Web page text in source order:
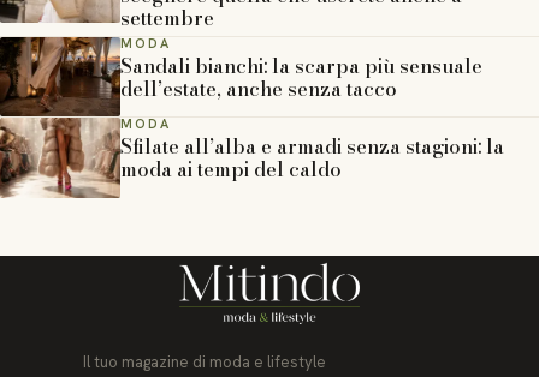
settembre
MODA
Sandali bianchi: la scarpa più sensuale
dell’estate, anche senza tacco
MODA
Sfilate all’alba e armadi senza stagioni: la
moda ai tempi del caldo
Il tuo magazine di moda e lifestyle